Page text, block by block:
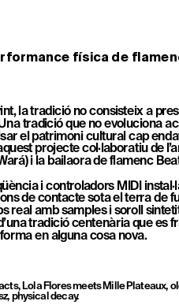
física de
la tradició no consisteix a
tradició que no evoluciona
el patrimoni cultural cap
projecte col·laboratiu de
i la bailaora de flamenc
i controladors MIDI
de contacte sota el terra de
real amb samples i soroll
tradició centenària que es
en alguna cosa nova.
Lola Flores meets Mille Plateaux,
physical decay.